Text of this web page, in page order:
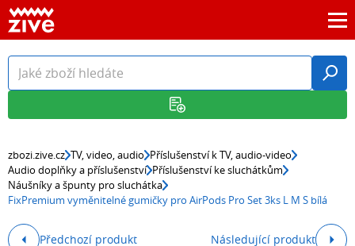
zbozi.zive.cz TV, video, audio Příslušenství k TV, audio-video
Audio doplňky a příslušenství Příslušenství ke sluchátkům
Náušníky a špunty pro sluchátka
FixPremium vyměnitelné gumičky pro AirPods Pro Set 3ks L M S bílá
Předchozí produkt Následující produkt